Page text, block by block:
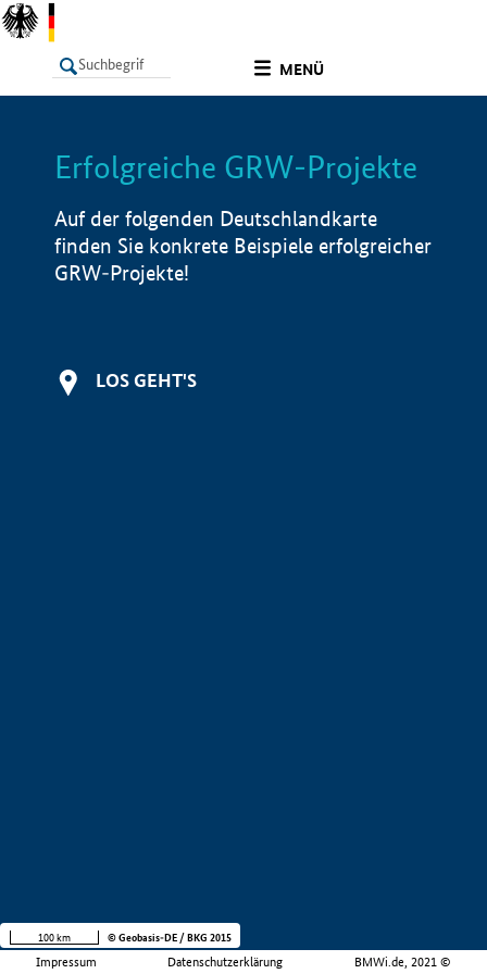
MENÜ
LISTE Info
Erfolgreiche GRW-Projekte
Auf der folgenden Deutschlandkarte
finden Sie konkrete Beispiele erfolgreicher
GRW-Projekte!
LOS GEHT'S
Impressum Datenschutzerklärung BMWi.de, 2021 ©
100 km © Geobasis-DE / BKG 2015